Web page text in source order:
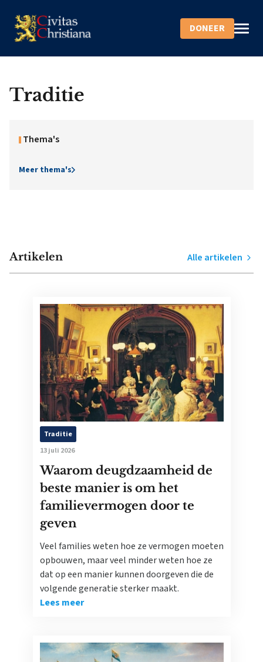
DONEER
Traditie
Thema's
Meer thema's
Artikelen Alle artikelen
Traditie
13 juli 2026
Waarom deugdzaamheid de
beste manier is om het
familievermogen door te
geven
Veel families weten hoe ze vermogen moeten
opbouwen, maar veel minder weten hoe ze
dat op een manier kunnen doorgeven die de
volgende generatie sterker maakt.
Lees meer